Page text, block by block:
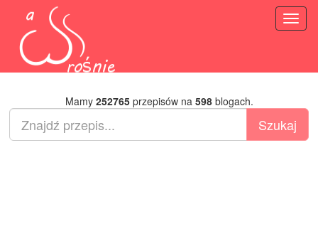
Mamy 252765przepisów na 598blogach.